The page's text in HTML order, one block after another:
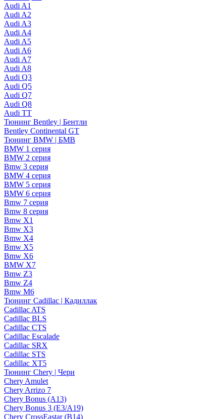
Audi A1
Audi A2
Audi A3
Audi A4
Audi A5
Audi A6
Audi A7
Audi A8
Audi Q3
Audi Q5
Audi Q7
Audi Q8
Audi TT
Тюнинг Bentley | Бентли
Bentley Continental GT
Тюнинг BMW | БМВ
BMW 1 серия
BMW 2 серия
Bmw 3 серия
BMW 4 серия
BMW 5 серия
BMW 6 серия
Bmw 7 серия
Bmw 8 серия
Bmw X1
Bmw X3
Bmw X4
Bmw X5
Bmw X6
BMW X7
Bmw Z3
Bmw Z4
Bmw М6
Тюнинг Cadillac | Кадиллак
Cadillac ATS
Cadillac BLS
Cadillac CTS
Cadillac Escalade
Cadillac SRX
Cadillac STS
Cadillac XT5
Тюнинг Chery | Чери
Chery Amulet
Chery Arrizo 7
Chery Bonus (A13)
Chery Bonus 3 (E3/A19)
Chery CrossEastar (B14)